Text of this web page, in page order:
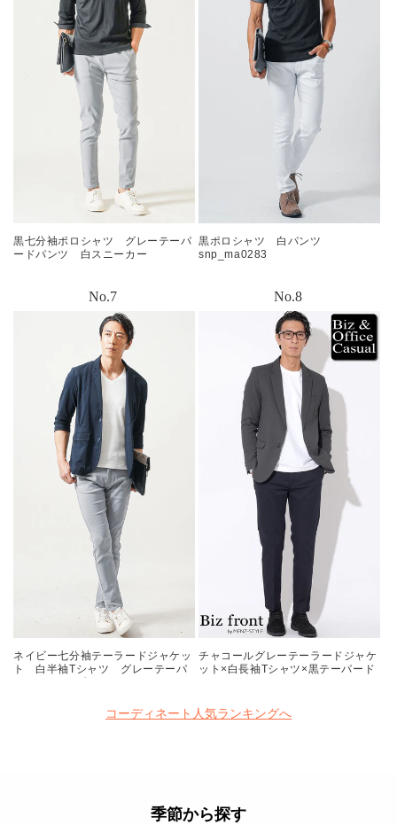
黒七分袖ポロシャツ グレーテーパ
ードパンツ 白スニーカー
黒ポロシャツ 白パンツ
snp_ma0283
ネイビー七分袖テーラードジャケッ
ト 白半袖Tシャツ グレーテーパ
チャコールグレーテーラードジャケ
ット×白長袖Tシャツ×黒テーパード
コーディネート人気ランキングへ
季節から探す